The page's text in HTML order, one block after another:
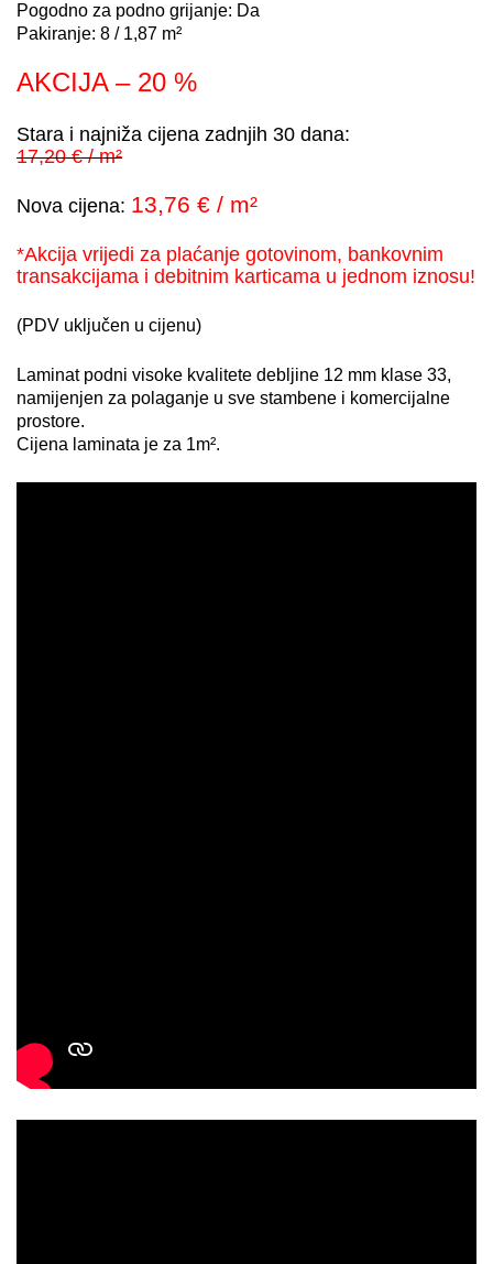
Pogodno za podno grijanje: Da
Pakiranje: 8 / 1,87 m²
AKCIJA – 20 %
Stara i najniža cijena zadnjih 30 dana:
17,20 € / m²
Nova cijena: 13,76 € / m²
*Akcija vrijedi za plaćanje gotovinom, bankovnim
transakcijama i debitnim karticama u jednom iznosu!
(PDV uključen u cijenu)
Laminat podni visoke kvalitete debljine 12 mm klase 33,
namijenjen za polaganje u sve stambene i komercijalne
prostore.
Cijena laminata je za 1m².